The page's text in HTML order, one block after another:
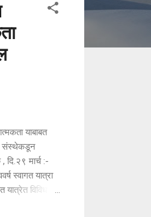
याबाबत
संस्थेकडून
दि.२९ मार्च :-
स्वागत यात्रा
यात्रेत विविध